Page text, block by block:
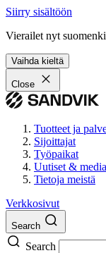
Siirry sisältöön
Vierailet nyt
Vaihda kieltä
Close
Tuotteet ja
Sijoittajat
Työpaikat
Uutiset & media
Tietoja meistä
Verkkosivut
Search
Search